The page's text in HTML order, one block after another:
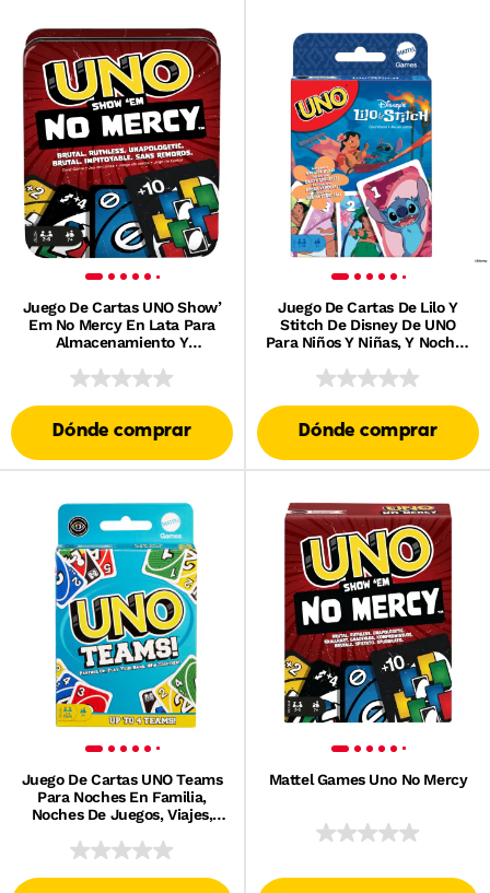
Juego De Cartas UNO Show’
Em No Mercy En Lata Para
Almacenamiento Y
Y Adultos, Noches De Juegos
Dónde comprar
Juego De Cartas De Lilo Y
Stitch De Disney De UNO
Para Niños Y Niñas, Y Noches
Dónde comprar
Juego De Cartas UNO Teams
Para Noches En Familia,
Noches De Juegos, Viajes,
Mattel Games Uno No Mercy